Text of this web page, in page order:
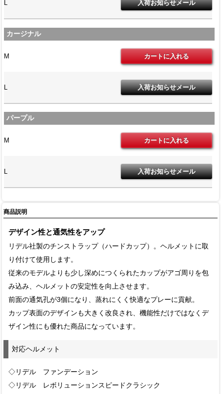
L
カージナル
M
L
パープル
M
L
商品説明
デザイン性と通気性をアップ
リデル社製のチンストラップ（ハードカップ）。ヘルメットに取
り付けて使用します。
従来のモデルよりも少し深めにつくられたカップがアゴ周りを包
み込み、ヘルメットの安定性を向上させます。
前面の通気孔が3個になり、蒸れにくく快適なプレーに貢献。
カップ表面のデザインも大きく改良され、機能性だけではなくデ
ザイン性にも優れた商品になっています。
対応ヘルメット
◇リデル ファンデーション
◇リデル レボリューションスピードクラシック